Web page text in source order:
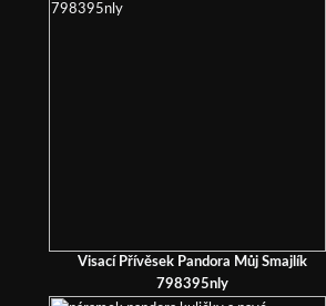
Visací Přívěsek Pandora Můj Smajlík
798395nly